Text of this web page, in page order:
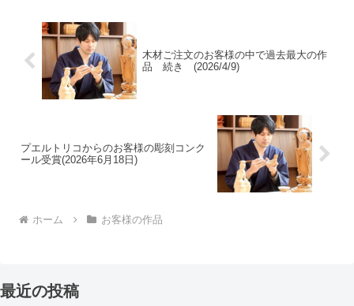
木材ご注文のお客様の中で過去最大の作
品 続き (2026/4/9)
プエルトリコからのお客様の彫刻コンク
ール受賞(2026年6月18日)
ホーム お客様の作品
最近の投稿